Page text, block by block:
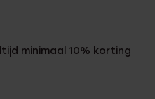
minimaal 10% korting